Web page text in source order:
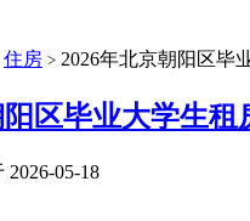
住房 > 2026年北京朝阳区毕
阳区毕业大学生
2026-05-18